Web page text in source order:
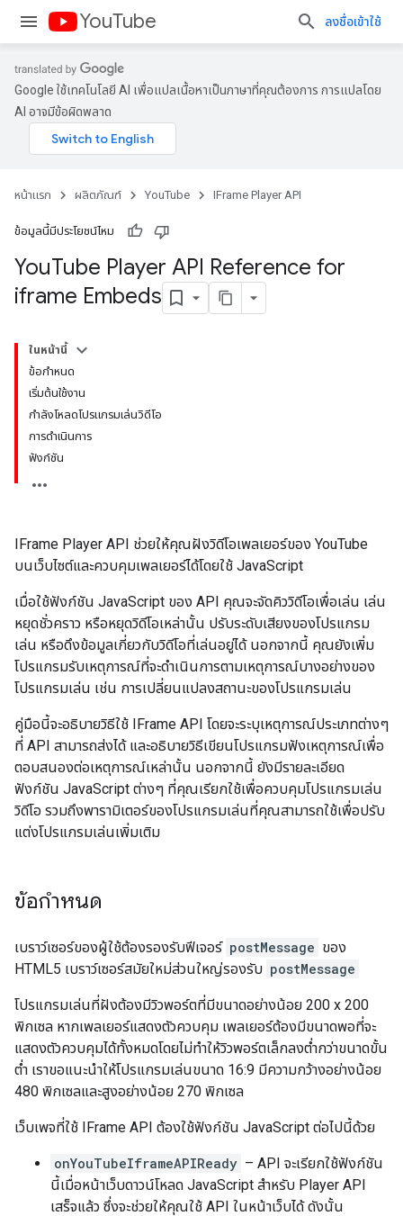
YouTube ลงชื่อเข้าใช้
Google ใช้เทคโนโลยี AI เพื่อแปลเนื้อหาเป็นภาษาที่คุณต้องการ การแปลโดย
AI อาจมีข้อผิดพลาด
หน้าแรก ผลิตภัณฑ์ YouTube IFrame Player API
ข้อมูลนี้มีประโยชน์ไหม
YouTube Player API Reference for
iframe Embeds
ในหน้านี้
ข้อกำหนด
เริ่มต้นใช้งาน
กำลังโหลดโปรแกรมเล่นวิดีโอ
การดำเนินการ
ฟังก์ชัน
IFrame Player API ช่วยให้คุณฝังวิดีโอเพลเยอร์ของ YouTube
บนเว็บไซต์และควบคุมเพลเยอร์ได้โดยใช้ JavaScript
เมื่อใช้ฟังก์ชัน JavaScript ของ API คุณจะจัดคิววิดีโอเพื่อเล่น เล่น
หยุดชั่วคราว หรือหยุดวิดีโอเหล่านั้น ปรับระดับเสียงของโปรแกรม
เล่น หรือดึงข้อมูลเกี่ยวกับวิดีโอที่เล่นอยู่ได้ นอกจากนี้ คุณยังเพิ่ม
โปรแกรมรับเหตุการณ์ที่จะดำเนินการตามเหตุการณ์บางอย่างของ
โปรแกรมเล่น เช่น การเปลี่ยนแปลงสถานะของโปรแกรมเล่น
คู่มือนี้จะอธิบายวิธีใช้ IFrame API โดยจะระบุเหตุการณ์ประเภทต่างๆ
ที่ API สามารถส่งได้ และอธิบายวิธีเขียนโปรแกรมฟังเหตุการณ์เพื่อ
ตอบสนองต่อเหตุการณ์เหล่านั้น นอกจากนี้ ยังมีรายละเอียด
ฟังก์ชัน JavaScript ต่างๆ ที่คุณเรียกใช้เพื่อควบคุมโปรแกรมเล่น
วิดีโอ รวมถึงพารามิเตอร์ของโปรแกรมเล่นที่คุณสามารถใช้เพื่อปรับ
แต่งโปรแกรมเล่นเพิ่มเติม
ข้อกำหนด
เบราว์เซอร์ของผู้ใช้ต้องรองรับฟีเจอร์ postMessage ของ
HTML5 เบราว์เซอร์สมัยใหม่ส่วนใหญ่รองรับ postMessage
โปรแกรมเล่นที่ฝังต้องมีวิวพอร์ตที่มีขนาดอย่างน้อย 200 x 200
พิกเซล หากเพลเยอร์แสดงตัวควบคุม เพลเยอร์ต้องมีขนาดพอที่จะ
แสดงตัวควบคุมได้ทั้งหมดโดยไม่ทำให้วิวพอร์ตเล็กลงต่ำกว่าขนาดขั้น
ต่ำ เราขอแนะนำให้โปรแกรมเล่นขนาด 16:9 มีความกว้างอย่างน้อย
480 พิกเซลและสูงอย่างน้อย 270 พิกเซล
เว็บเพจที่ใช้ IFrame API ต้องใช้ฟังก์ชัน JavaScript ต่อไปนี้ด้วย
onYouTubeIframeAPIReady – API จะเรียกใช้ฟังก์ชัน
นี้เมื่อหน้าเว็บดาวน์โหลด JavaScript สําหรับ Player API
เสร็จแล้ว ซึ่งจะช่วยให้คุณใช้ API ในหน้าเว็บได้ ดังนั้น